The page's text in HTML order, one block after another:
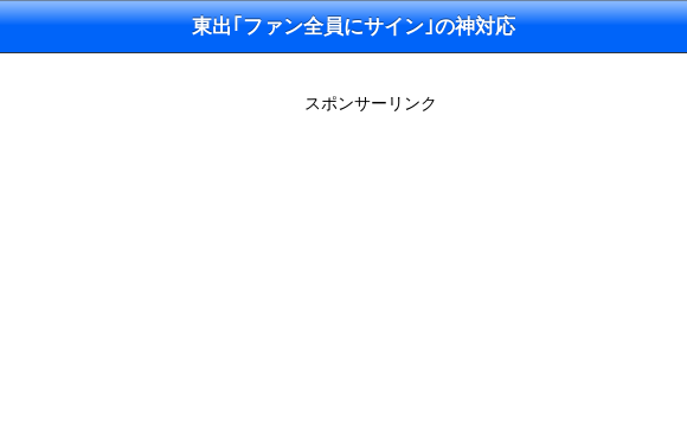
東出｢ファン全員にサイン｣の神対応
スポンサーリンク